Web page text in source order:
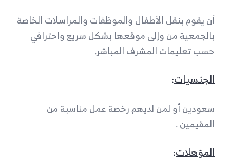
أن يقوم بنقل الأطفال والموظفات والمراسلات الخاصة
بالجمعية من وإلى موقعها بشكل سريع واحترافي
حسب تعليمات المشرف المباشر.
الجنسيات:
سعودين أو لمن لديهم رخصة عمل مناسبة من
المقيمين .
المؤهلات: